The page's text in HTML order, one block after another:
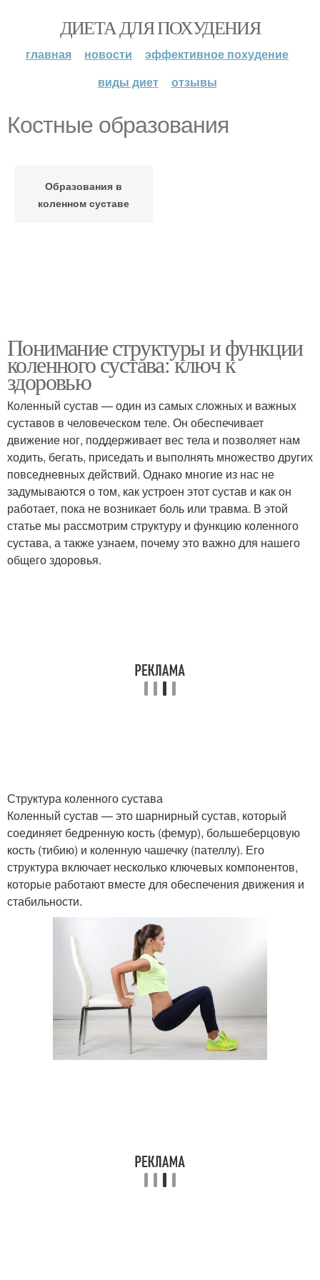
ДИЕТА ДЛЯ ПОХУДЕНИЯ
главная новости
эффективное похудение
виды диет
отзывы
Костные образования
Образования в
коленном суставе
Понимание структуры и функции
коленного сустава: ключ к
здоровью
Коленный сустав — один из самых сложных и важных
суставов в человеческом теле. Он обеспечивает
движение ног, поддерживает вес тела и позволяет нам
ходить, бегать, приседать и выполнять множество других
повседневных действий. Однако многие из нас не
задумываются о том, как устроен этот сустав и как он
работает, пока не возникает боль или травма. В этой
статье мы рассмотрим структуру и функцию коленного
сустава, а также узнаем, почему это важно для нашего
общего здоровья.
Структура коленного сустава
Коленный сустав — это шарнирный сустав, который
соединяет бедренную кость (фемур), большеберцовую
кость (тибию) и коленную чашечку (пателлу). Его
структура включает несколько ключевых компонентов,
которые работают вместе для обеспечения движения и
стабильности.